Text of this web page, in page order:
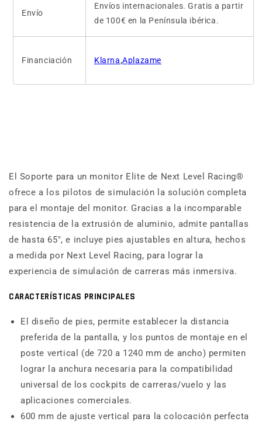
Envío
Envíos internacionales. Gratis a partir
de 100€ en la Península ibérica.
Financiación Klarna,Aplazame
El Soporte para un monitor Elite de Next Level Racing®
ofrece a los pilotos de simulación la solución completa
para el montaje del monitor. Gracias a la incomparable
resistencia de la extrusión de aluminio, admite pantallas
de hasta 65″, e incluye pies ajustables en altura, hechos
a medida por Next Level Racing, para lograr la
experiencia de simulación de carreras más inmersiva.
CARACTERÍSTICAS PRINCIPALES
El diseño de pies, permite establecer la distancia
preferida de la pantalla, y los puntos de montaje en el
poste vertical (de 720 a 1240 mm de ancho) permiten
lograr la anchura necesaria para la compatibilidad
universal de los cockpits de carreras/vuelo y las
aplicaciones comerciales.
600 mm de ajuste vertical para la colocación perfecta